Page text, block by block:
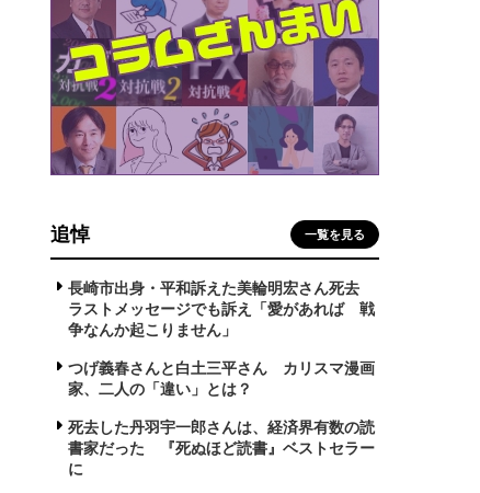
追悼 一覧を見る
長崎市出身・平和訴えた美輪明宏さん死去
ラストメッセージでも訴え「愛があれば 戦
争なんか起こりません」
つげ義春さんと白土三平さん カリスマ漫画
家、二人の「違い」とは？
死去した丹羽宇一郎さんは、経済界有数の読
書家だった 『死ぬほど読書』ベストセラー
に